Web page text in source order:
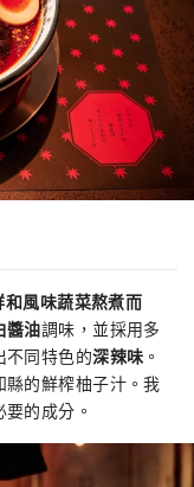
風味蔬菜熬煮而
醬油調味，並採用多
不同特色的深辣味 。
縣的鮮榨柚子汁。我
的成分。